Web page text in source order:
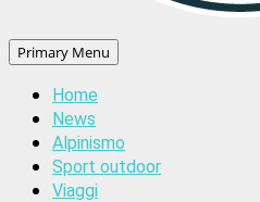
Primary Menu
Home
News
Alpinismo
Sport outdoor
Viaggi